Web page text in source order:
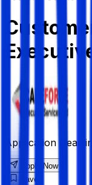
Executive
Application
Apply Now
Save